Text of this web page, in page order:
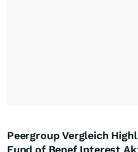
Peergroup Vergleich
Fund of Benef Interest